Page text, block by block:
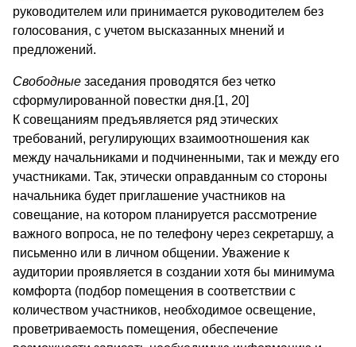
руководителем или принимается руководителем без
голосования, с учетом высказанных мнений и
предложений.
Свободные заседания проводятся без четко
сформулированной повестки дня.[1, 20]
К совещаниям предъявляется ряд этических
требований, регулирующих взаимоотношения как
между начальниками и подчиненными, так и между его
участниками. Так, этически оправданным со стороны
начальника будет приглашение участников на
совещание, на котором планируется рассмотрение
важного вопроса, не по телефону через секретаршу, а
письменно или в личном общении. Уважение к
аудитории проявляется в создании хотя бы минимума
комфорта (подбор помещения в соответствии с
количеством участников, необходимое освещение,
проветриваемость помещения, обеспечение